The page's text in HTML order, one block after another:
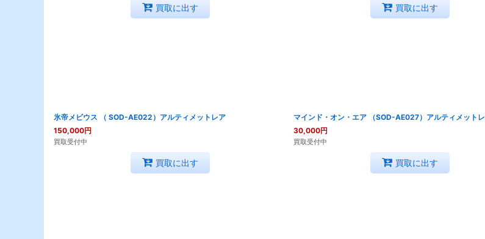
買取に出す 買取に出す
氷帝メビウス （ SOD-AE022）アルティメットレア
150,000円
買取受付中
買取に出す
マインド・オン・エア （SOD-AE027）アルティメット
30,000円
買取受付中
買取に出す